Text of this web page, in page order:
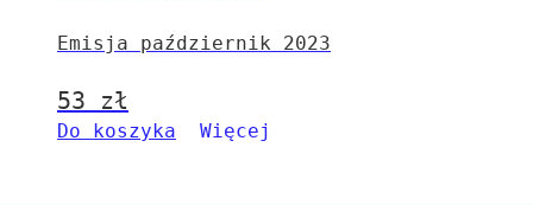
Emisja październik 2023
53 zł
Do koszyka Więcej